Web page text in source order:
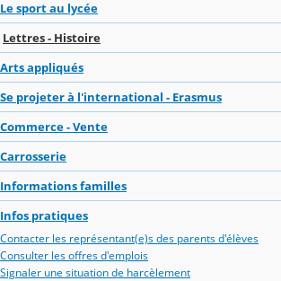
Le sport au lycée
Lettres - Histoire
Arts appliqués
Se projeter à l'international - Erasmus
Commerce - Vente
Carrosserie
Informations familles
Infos pratiques
Contacter les représentant(e)s des parents d'élèves
Consulter les offres d'emplois
Signaler une situation de harcèlement